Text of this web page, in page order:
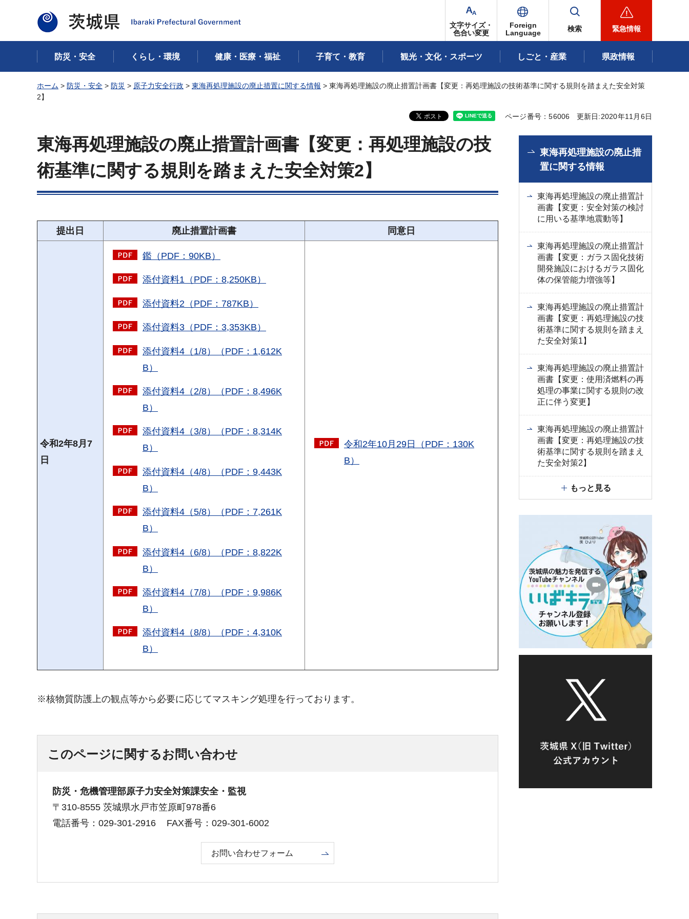
茨城県
文字サイズ・
色合い変更
Foreign
Language
検索 緊急情報
防災・安全 くらし・環境 健康・医療・福祉 子育て・教育 観光・文化・スポーツ しごと・産業 県政情報
ホーム > 防災・安全 > 防災 > 原子力安全行政 > 東海再処理施設の廃止措置に関する情報 > 東海再処理施設の廃止措置計画書【変更：再処理施設の技術基準に関する規則を踏まえた安全対策
2】
ページ番号：56006 更新日:2020年11月6日
東海再処理施設の廃止措置計画書【変更：再処理施設の技
術基準に関する規則を踏まえた安全対策2】
提出日 廃止措置計画書 同意日
令和2年8月7
日
鑑（PDF：90KB）
添付資料1（PDF：8,250KB）
添付資料2（PDF：787KB）
添付資料3（PDF：3,353KB）
添付資料4（1/8）（PDF：1,612K
B）
添付資料4（2/8）（PDF：8,496K
B）
添付資料4（3/8）（PDF：8,314K
B）
添付資料4（4/8）（PDF：9,443K
B）
添付資料4（5/8）（PDF：7,261K
B）
添付資料4（6/8）（PDF：8,822K
B）
添付資料4（7/8）（PDF：9,986K
B）
添付資料4（8/8）（PDF：4,310K
B）
令和2年10月29日（PDF：130K
B）
※核物質防護上の観点等から必要に応じてマスキング処理を行っております。
このページに関するお問い合わせ
防災・危機管理部原子力安全対策課安全・監視
〒310-8555 茨城県水戸市笠原町978番6
電話番号：029-301-2916
FAX番号：029-301-6002
お問い合わせフォーム
東海再処理施設の廃止措
置に関する情報
東海再処理施設の廃止措置計
画書【変更：安全対策の検討
に用いる基準地震動等】
東海再処理施設の廃止措置計
画書【変更：ガラス固化技術
開発施設におけるガラス固化
体の保管能力増強等】
東海再処理施設の廃止措置計
画書【変更：再処理施設の技
術基準に関する規則を踏まえ
た安全対策1】
東海再処理施設の廃止措置計
画書【変更：使用済燃料の再
処理の事業に関する規則の改
正に伴う変更】
東海再処理施設の廃止措置計
画書【変更：再処理施設の技
術基準に関する規則を踏まえ
た安全対策2】
もっと見る